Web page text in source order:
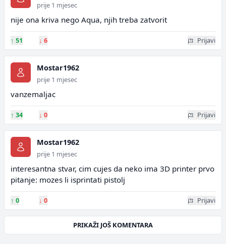
prije 1 mjesec
nije ona kriva nego Aqua, njih treba zatvorit
↑ 51 ↓ 6 Prijavi
Mostar1962
prije 1 mjesec
vanzemaljac
↑ 34 ↓ 0 Prijavi
Mostar1962
prije 1 mjesec
interesantna stvar, cim cujes da neko ima 3D printer prvo
pitanje: mozes li isprintati pistolj
↑ 0 ↓ 0 Prijavi
PRIKAŽI JOŠ KOMENTARA